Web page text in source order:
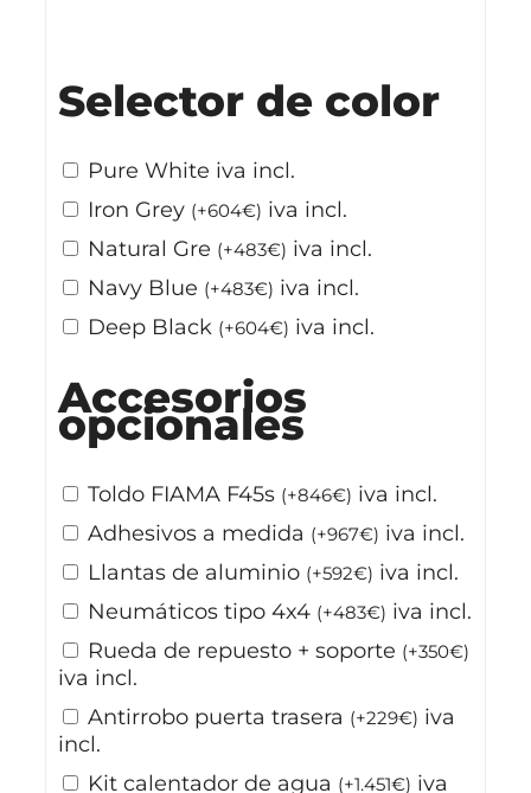
Selector de color
⁠Pure White iva incl.
⁠Iron Grey (+604€) iva incl.
Natural Gre (+483€) iva incl.
Navy Blue (+483€) iva incl.
Deep Black (+604€) iva incl.
Accesorios
opcionales
Toldo FIAMA F45s (+846€) iva incl.
Adhesivos a medida (+967€) iva incl.
Llantas de aluminio (+592€) iva incl.
Neumáticos tipo 4x4 (+483€) iva incl.
Rueda de repuesto + soporte (+350€)
iva incl.
Antirrobo puerta trasera (+229€) iva
incl.
⁠Kit calentador de agua (+1.451€) iva